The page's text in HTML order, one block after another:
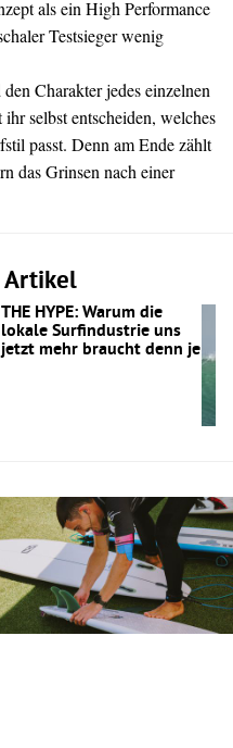
als ein High Performance
Testsieger wenig
Charakter jedes einzelnen
selbst entscheiden, welches
passt. Denn am Ende zählt
das Grinsen nach einer
Artikel
THE HYPE: Warum die
lokale Surfindustrie uns
jetzt mehr braucht denn je